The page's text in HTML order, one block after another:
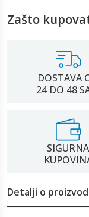
Zašto
DOSTAVA
24 DO 48
SIGURNA
Detalji o